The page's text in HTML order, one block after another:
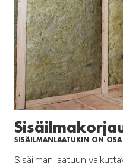
SISÄILMANLAATUKIN ON
Sisäilman laatuun